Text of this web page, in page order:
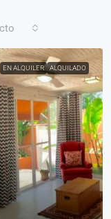
EN ALQUILER ALQUILADO